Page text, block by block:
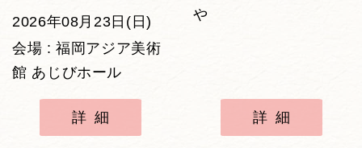
2026年08月23日(日)
会場 : 福岡アジア美術
館 あじびホール
詳細
や
詳細